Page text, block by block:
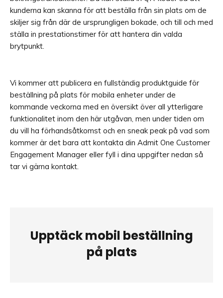
kunderna kan skanna för att beställa från sin plats om de
skiljer sig från där de ursprungligen bokade, och till och med
ställa in prestationstimer för att hantera din valda
brytpunkt.
Vi kommer att publicera en fullständig produktguide för
beställning på plats för mobila enheter under de
kommande veckorna med en översikt över all ytterligare
funktionalitet inom den här utgåvan, men under tiden om
du vill ha förhandsåtkomst och en sneak peak på vad som
kommer är det bara att kontakta din Admit One Customer
Engagement Manager eller fyll i dina uppgifter nedan så
tar vi gärna kontakt.
Upptäck mobil beställning
på plats